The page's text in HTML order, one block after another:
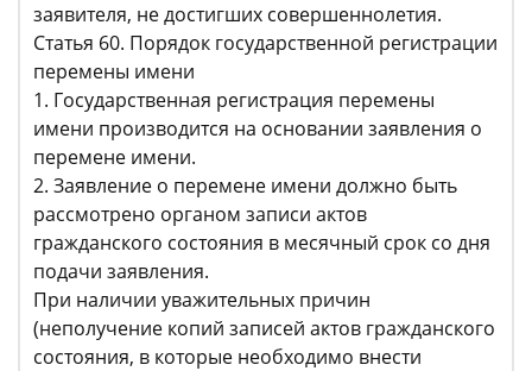
заявителя, не достигших совершеннолетия.
Статья 60. Порядок государственной регистрации
перемены имени
1. Государственная регистрация перемены
имени производится на основании заявления о
перемене имени.
2. Заявление о перемене имени должно быть
рассмотрено органом записи актов
гражданского состояния в месячный срок со дня
подачи заявления.
При наличии уважительных причин
(неполучение копий записей актов гражданского
состояния, в которые необходимо внести